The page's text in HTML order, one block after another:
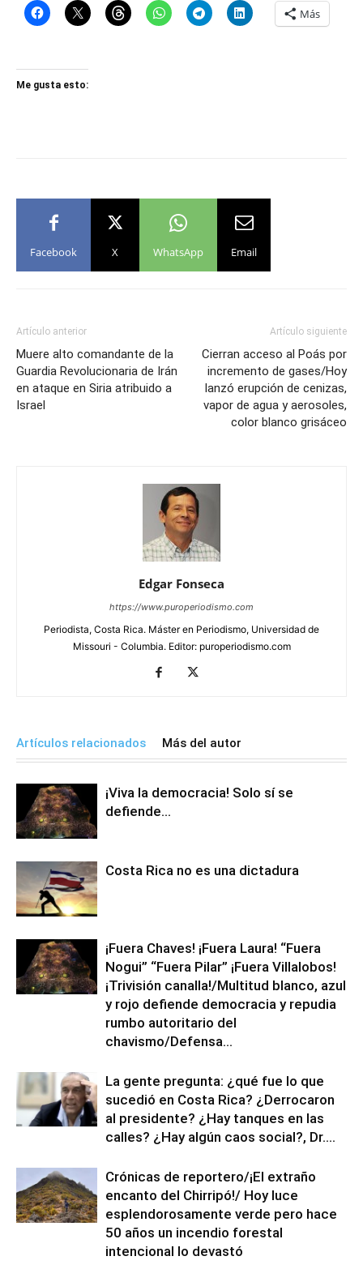
Más
Me gusta esto:
Facebook X WhatsApp Email
Artículo anterior
Muere alto comandante de la
Guardia Revolucionaria de Irán
en ataque en Siria atribuido a
Israel
Artículo siguiente
Cierran acceso al Poás por
incremento de gases/Hoy
lanzó erupción de cenizas,
vapor de agua y aerosoles,
color blanco grisáceo
Edgar Fonseca
https://www.puroperiodismo.com
Periodista, Costa Rica. Máster en Periodismo, Universidad de
Missouri - Columbia. Editor: puroperiodismo.com
Artículos relacionados Más del autor
¡Viva la democracia! Solo sí se
defiende…
Costa Rica no es una dictadura
¡Fuera Chaves! ¡Fuera Laura! “Fuera
Nogui” “Fuera Pilar” ¡Fuera Villalobos!
¡Trivisión canalla!/Multitud blanco, azul
y rojo defiende democracia y repudia
rumbo autoritario del
chavismo/Defensa...
La gente pregunta: ¿qué fue lo que
sucedió en Costa Rica? ¿Derrocaron
al presidente? ¿Hay tanques en las
calles? ¿Hay algún caos social?, Dr....
Crónicas de reportero/¡El extraño
encanto del Chirripó!/ Hoy luce
esplendorosamente verde pero hace
50 años un incendio forestal
intencional lo devastó